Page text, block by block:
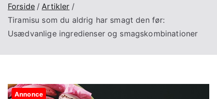
Forside
Artikler
Tiramisu som du aldrig har smagt den før:
Usædvanlige ingredienser og smagskombinationer
Annonce